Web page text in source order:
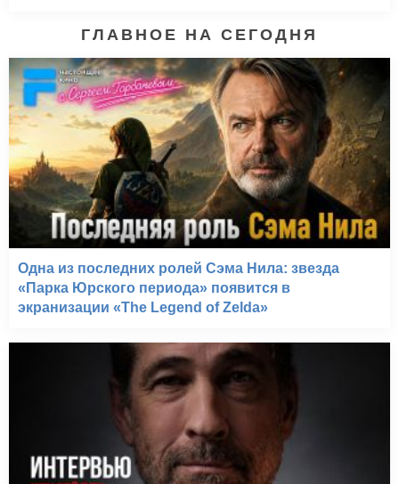
ГЛАВНОЕ НА СЕГОДНЯ
Одна из последних ролей Сэма Нила: звезда
«Парка Юрского периода» появится в
экранизации «The Legend of Zelda»